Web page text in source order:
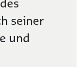
seiner
und